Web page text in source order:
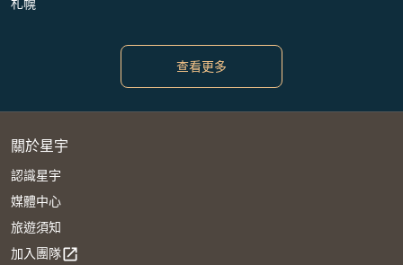
查看更多
關於星宇
認識星宇
媒體中心
旅遊須知
加入團隊open_in_new